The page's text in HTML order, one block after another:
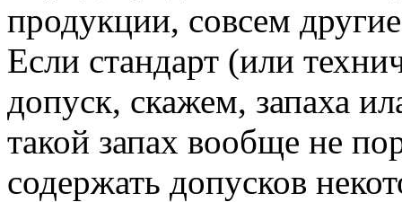
продукции, совсем
Если стандарт (или
допуск, скажем, запаха
такой запах вообще не
содержать допусков